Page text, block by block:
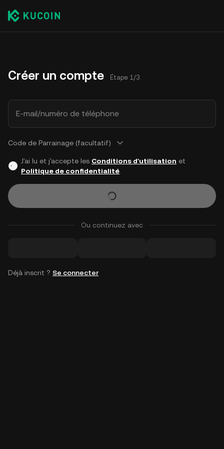
Créer un compte Étape 1/3
E-mail/numéro de téléphone
Code de Parrainage (facultatif)
J'ai lu et j'accepte les Conditions d'utilisation et
Politique de confidentialité.
Ou continuez avec
Déjà inscrit ? Se connecter